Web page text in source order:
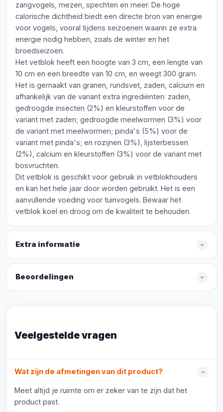
zangvogels, mezen, spechten en meer. De hoge
calorische dichtheid biedt een directe bron van energie
voor vogels, vooral tijdens seizoenen waarin ze extra
energie nodig hebben, zoals de winter en het
broedseizoen.
Het vetblok heeft een hoogte van 3 cm, een lengte van
10 cm en een breedte van 10 cm, en weegt 300 gram.
Het is gemaakt van granen, rundsvet, zaden, calcium en
afhankelijk van de variant extra ingrediënten: zaden,
gedroogde insecten (2%) en kleurstoffen voor de
variant met zaden; gedroogde meelwormen (3%) voor
de variant met meelwormen; pinda's (5%) voor de
variant met pinda's; en rozijnen (3%), lijsterbessen
(2%), calcium en kleurstoffen (3%) voor de variant met
bosvruchten.
Dit vetblok is geschikt voor gebruik in vetblokhouders
en kan het hele jaar door worden gebruikt. Het is een
aanvullende voeding voor tuinvogels. Bewaar het
vetblok koel en droog om de kwaliteit te behouden.
Extra informatie
Beoordelingen
Veelgestelde vragen
Wat zijn de afmetingen van dit product?
Meet altijd je ruimte om er zeker van te zijn dat het
product past.